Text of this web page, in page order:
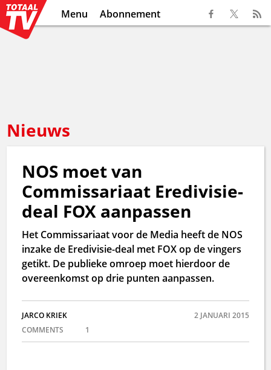
Menu Abonnement
Nieuws
NOS moet van
Commissariaat Eredivisie-
deal FOX aanpassen
Het Commissariaat voor de Media heeft de NOS
inzake de Eredivisie-deal met FOX op de vingers
getikt. De publieke omroep moet hierdoor de
overeenkomst op drie punten aanpassen.
JARCO KRIEK
2 JANUARI 2015
COMMENTS
1